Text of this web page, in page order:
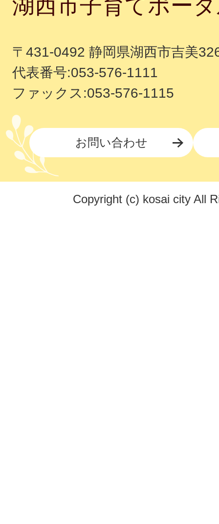
湖西市子育てポー
〒431-0492 静岡県湖西市吉美
代表番号:053-576-1111
ファックス:053-576-1115
お問い合わせ
Copyright (c) kosai city All